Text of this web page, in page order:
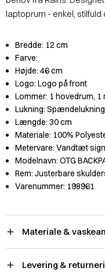
laptoprum - enkel, stilfuld
Bredde: 12 cm
Farve:
Højde: 46 cm
Logo: Logo på front
Lommer: 1 hovedrum, 1
Lukning: Spændelukning
Længde: 30 cm
Materiale: 100%
Metervare: Vandtæt
Modelnavn: OTG
Rem: Justerbare
Varenummer: 198961
Materiale &
Levering &